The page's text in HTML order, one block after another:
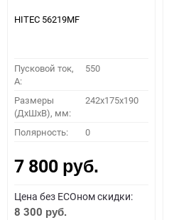
HITEC 56219MF
Пусковой ток,
A:
550
Размеры
(ДхШхВ), мм:
242x175x190
Полярность: 0
7 800 руб.
Цена без ECOном скидки:
8 300 руб.